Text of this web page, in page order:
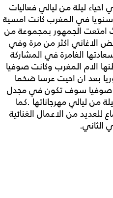
احياء ليلة من ليالي فعاليات
سنويا في المغرب كانت امسية
الجمهور بمجموعة من
الاغاني اكثر من مرة وفي
الغامرة في المشاركة
الام المغرب وكانت صوفيا
بعد ان احيت عرسا ضخما
صوفيا سوف تكون في مجدل
ليالي مهرجاناتها .كما
من الاعمال الغنائية
الثاني.